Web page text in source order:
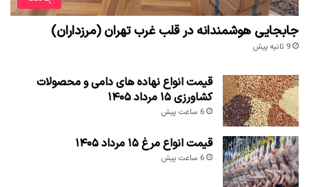
جابجایی هوشمندانه در قلب غرب تهران (مرزداران)
9 ثانیه پیش
قیمت انواع نهاده های دامی و محصولات
کشاورزی ۱۵ مرداد ۱۴۰۵
6 ساعت پیش
قیمت انواع مرغ ۱۵ مرداد ۱۴۰۵
6 ساعت پیش